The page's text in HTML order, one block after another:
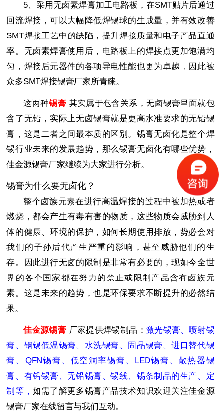
5、采用无卤素焊膏加工电路板，在SMT贴片后通过
回流焊接，可以大幅降低焊锡球的生成量，并有效改善
SMT焊接工艺中的缺陷，提升焊接质量和电子产品直通
率。无卤素焊膏使用后，电路板上的焊接点更加饱满均
匀，焊接后元器件的各项导电性能也更为卓越，因此被
众多SMT焊接锡膏厂家所青睐。
这两种锡膏 其实属于包含关系，无卤锡膏里面就包
含了无铅，实际上无卤锡膏就是更高水准要求的无铅锡
膏，这是二者之间最本质的区别。锡膏无卤化是整个焊
锡行业未来的发展趋势，那么锡膏无卤化有哪些优势，
佳金源锡膏厂家继续为大家进行分析。
锡膏为什么要无卤化？
整个卤族元素在进行高温焊接的过程中被加热或者
燃烧，都会产生有毒有害的物质，这些物质会威胁到人
体的健康、环境的保护，如何长期使用排放，势必会对
我们的子孙后代产生严重的影响，甚至威胁他们的生
存。因此进行无卤的限制是非常有必要的，现如今全世
界的各个国家都在努力的禁止或限制产品含有卤族元
素。这是未来的趋势，也是环保要求不断提升的必然结
果。
佳金源锡膏 厂家提供焊锡制品： 激光锡膏、喷射锡
膏、铟锡低温锡膏、水洗锡膏、固晶锡膏、进口替代锡
膏、QFN锡膏、低空洞率锡膏、LED锡膏、散热器锡
膏、有铅锡膏、无铅锡膏、锡线、锡条制品的生产、定
制等，如需了解更多锡膏产品技术知识欢迎关注佳金源
锡膏厂家在线留言与我们互动。